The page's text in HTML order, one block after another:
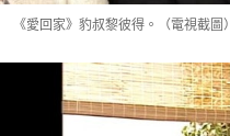
《愛回家》豹叔黎彼得。（電視截圖）